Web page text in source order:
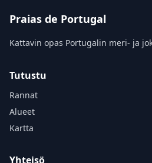
Praias de Portugal
Kattavin opas Portugalin meri- ja
Tutustu
Rannat
Alueet
Kartta
Yhteisö